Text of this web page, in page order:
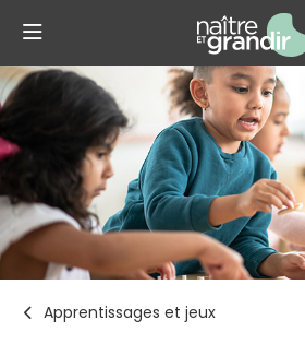
Apprentissages et jeux